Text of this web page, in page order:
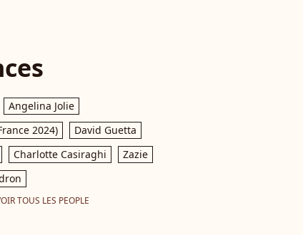
Angelina Jolie
2024)
David Guetta
Charlotte Casiraghi
Zazie
TOUS LES PEOPLE